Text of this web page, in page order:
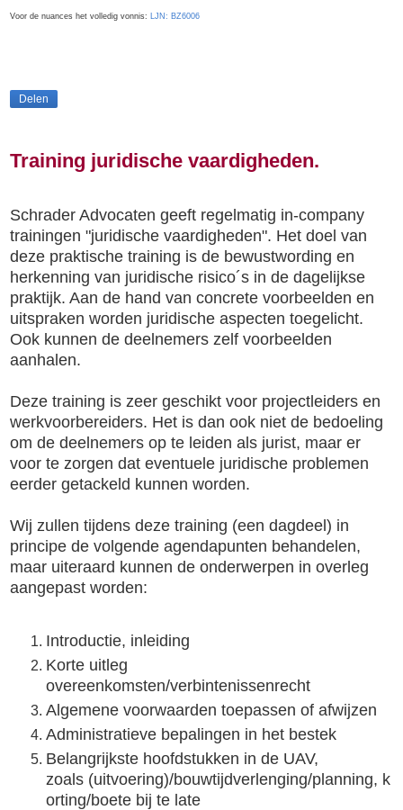
Voor de nuances het volledig vonnis: LJN: BZ6006
Delen
Training juridische vaardigheden.
Schrader Advocaten geeft regelmatig in-company
trainingen "juridische vaardigheden". Het doel van
deze praktische training is de bewustwording en
herkenning van juridische risico´s in de dagelijkse
praktijk. Aan de hand van concrete voorbeelden en
uitspraken worden juridische aspecten toegelicht.
Ook kunnen de deelnemers zelf voorbeelden
aanhalen.
Deze training is zeer geschikt voor projectleiders en
werkvoorbereiders. Het is dan ook niet de bedoeling
om de deelnemers op te leiden als jurist, maar er
voor te zorgen dat eventuele juridische problemen
eerder getackeld kunnen worden.
Wij zullen tijdens deze training (een dagdeel) in
principe de volgende agendapunten behandelen,
maar uiteraard kunnen de onderwerpen in overleg
aangepast worden:
Introductie, inleiding
Korte uitleg
overeenkomsten/verbintenissenrecht
Algemene voorwaarden toepassen of afwijzen
Administratieve bepalingen in het bestek
Belangrijkste hoofdstukken in de UAV,
zoals (uitvoering)/bouwtijdverlenging/planning, k
orting/boete bij te late